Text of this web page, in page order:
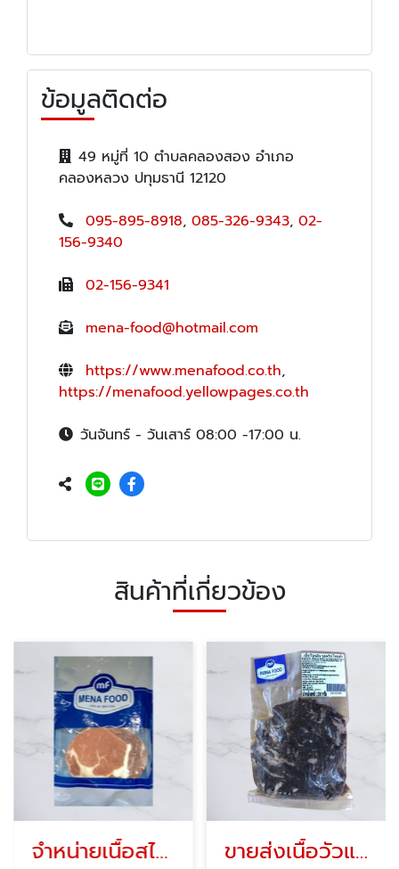
ข้อมูลติดต่อ
49 หมู่ที่ 10 ตำบลคลองสอง อำเภอ
คลองหลวง ปทุมธานี 12120
095-895-8918, 085-326-9343, 02-
156-9340
02-156-9341
mena-food@hotmail.com
https://www.menafood.co.th,
https://menafood.yellowpages.co.th
วันจันทร์ - วันเสาร์ 08:00 -17:00 น.
สินค้าที่เกี่ยวข้อง
จำหน่ายเนื้อสไลด์แช่แข็ง ขายส่งเนื้อวัวแปรรูป